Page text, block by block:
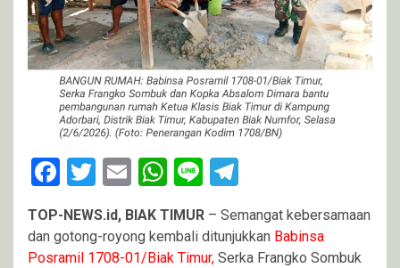
Facebook
Twitter
EmailWhatsApp
Line
TOP-NEWS.id, BIAK TIMUR – Semangat kebersamaan
dan gotong-royong kembali ditunjukkan Babinsa
Posramil 1708-01/Biak Timur, Serka Frangko Sombuk